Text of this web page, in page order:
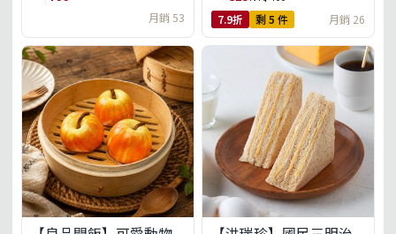
月銷 53 7.9折 剩 5 件 月銷 26